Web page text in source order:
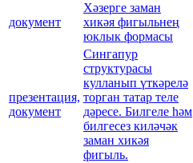
документ
Хәзерге заман
хикәя фигыльнең
юклык формасы
презентация,
документ
Сингапур
структурасы
кулланып үткәрелә
торган татар теле
дәресе. Билгеле һәм
билгесез киләчәк
заман хикәя
фигыль.